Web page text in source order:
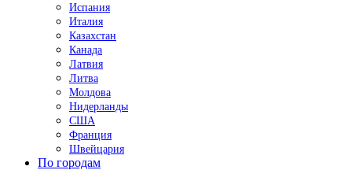
Испания
Италия
Казахстан
Канада
Латвия
Литва
Молдова
Нидерланды
США
Франция
Швейцария
По городам